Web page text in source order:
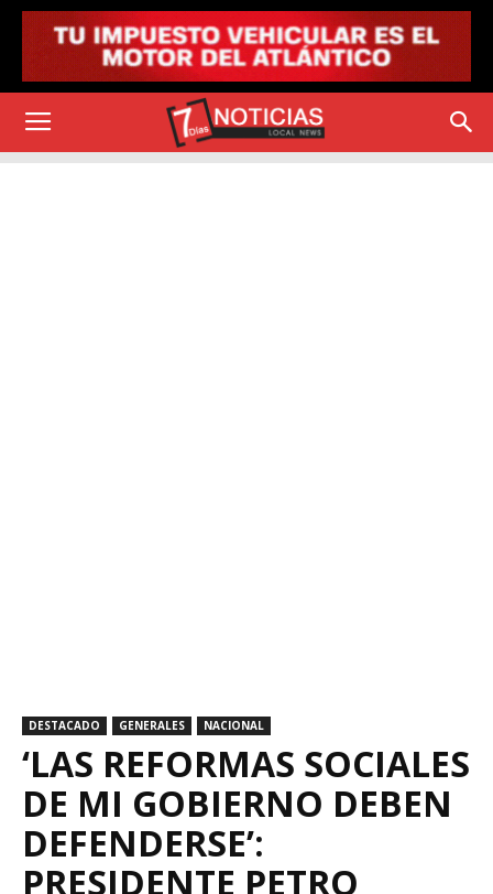
DESTACADO GENERALES NACIONAL
‘LAS REFORMAS SOCIALES
DE MI GOBIERNO DEBEN
DEFENDERSE’:
PRESIDENTE PETRO